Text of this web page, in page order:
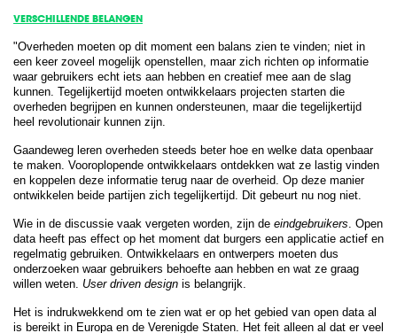
VERSCHILLENDE BELANGEN
"Overheden moeten op dit moment een balans zien te vinden; niet in
een keer zoveel mogelijk openstellen, maar zich richten op informatie
waar gebruikers echt iets aan hebben en creatief mee aan de slag
kunnen. Tegelijkertijd moeten ontwikkelaars projecten starten die
overheden begrijpen en kunnen ondersteunen, maar die tegelijkertijd
heel revolutionair kunnen zijn.
Gaandeweg leren overheden steeds beter hoe en welke data openbaar
te maken. Vooroplopende ontwikkelaars ontdekken wat ze lastig vinden
en koppelen deze informatie terug naar de overheid. Op deze manier
ontwikkelen beide partijen zich tegelijkertijd. Dit gebeurt nu nog niet.
Wie in de discussie vaak vergeten worden, zijn de eindgebruikers. Open
data heeft pas effect op het moment dat burgers een applicatie actief en
regelmatig gebruiken. Ontwikkelaars en ontwerpers moeten dus
onderzoeken waar gebruikers behoefte aan hebben en wat ze graag
willen weten. User driven design is belangrijk.
Het is indrukwekkend om te zien wat er op het gebied van open data al
is bereikt in Europa en de Verenigde Staten. Het feit alleen al dat er veel